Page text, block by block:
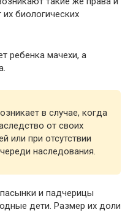
биологических
ребенка мачехи, а
в случае, когда
от своих
или при отсутствии
наследования.
и падчерицы
дети. Размер их доли